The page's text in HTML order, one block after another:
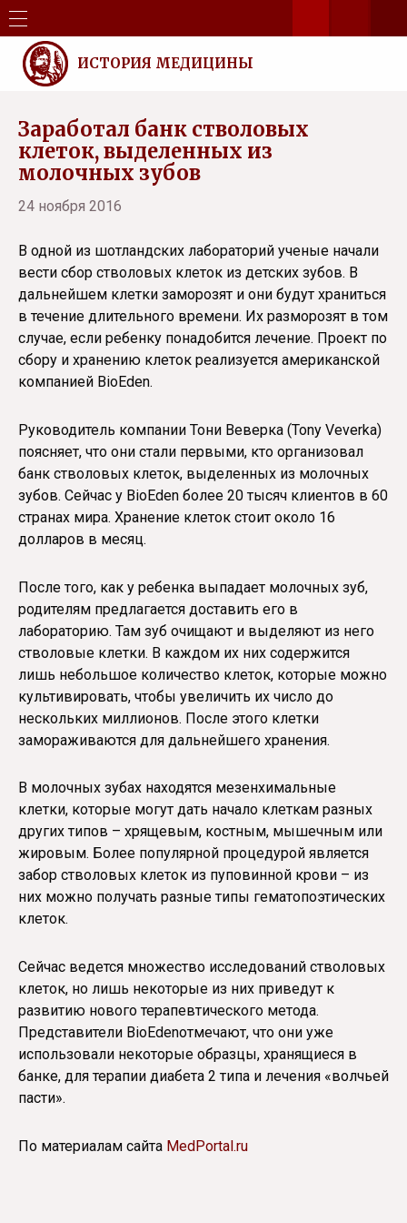
ИСТОРИЯ МЕДИЦИНЫ
Заработал банк стволовых
клеток, выделенных из
молочных зубов
24 ноября 2016
В одной из шотландских лабораторий ученые начали
вести сбор стволовых клеток из детских зубов. В
дальнейшем клетки заморозят и они будут храниться
в течение длительного времени. Их разморозят в том
случае, если ребенку понадобится лечение. Проект по
сбору и хранению клеток реализуется американской
компанией BioEden.
Руководитель компании Тони Веверка (Tony Veverka)
поясняет, что они стали первыми, кто организовал
банк стволовых клеток, выделенных из молочных
зубов. Сейчас у BioEden более 20 тысяч клиентов в 60
странах мира. Хранение клеток стоит около 16
долларов в месяц.
После того, как у ребенка выпадает молочных зуб,
родителям предлагается доставить его в
лабораторию. Там зуб очищают и выделяют из него
стволовые клетки. В каждом их них содержится
лишь небольшое количество клеток, которые можно
культивировать, чтобы увеличить их число до
нескольких миллионов. После этого клетки
замораживаются для дальнейшего хранения.
В молочных зубах находятся мезенхимальные
клетки, которые могут дать начало клеткам разных
других типов – хрящевым, костным, мышечным или
жировым. Более популярной процедурой является
забор стволовых клеток из пуповинной крови – из
них можно получать разные типы гематопоэтических
клеток.
Сейчас ведется множество исследований стволовых
клеток, но лишь некоторые из них приведут к
развитию нового терапевтического метода.
Представители BioEdenотмечают, что они уже
использовали некоторые образцы, хранящиеся в
банке, для терапии диабета 2 типа и лечения «волчьей
пасти».
По материалам сайта MedPortal.ru